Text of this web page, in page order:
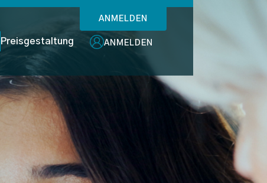
Preisgestaltung
ANMELDEN
ANMELDEN